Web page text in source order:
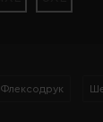
Флексодрук